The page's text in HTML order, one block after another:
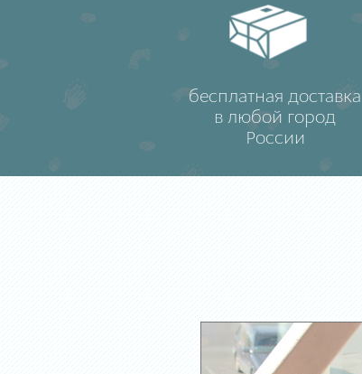
бесплатная доставка
в любой город
России